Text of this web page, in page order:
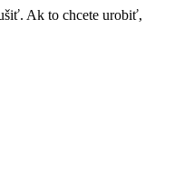
Ak to chcete urobiť,